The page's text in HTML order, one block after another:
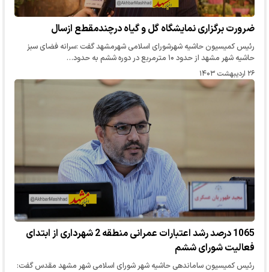
ضرورت برگزاری نمایشگاه گل و گیاه درچندمقطع ازسال
رئیس کمیسیون حاشیه شهرشورای اسلامی شهرمشهد گفت :سرانه فضای سبز
حاشیه شهر مشهد از حدود ۱۰ مترمربع در دوره ششم به حدود…
۲۶ اردیبهشت ۱۴۰۳
1065 درصد رشد اعتبارات عمرانی منطقه 2 شهرداری از ابتدای
فعالیت شورای ششم
رئیس کمیسیون ساماندهی حاشیه شهر شورای اسلامی شهر مشهد مقدس گفت: